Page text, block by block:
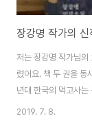
장강명 작가의
저는 장강명 작가님
렸어요. 책 두 권을 동
년대 한국의 먹고사는
업, 자영업, 재건축,
2019. 7. 8.